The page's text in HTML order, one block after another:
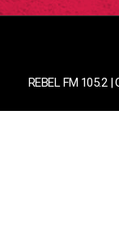
REBEL FM 105.2